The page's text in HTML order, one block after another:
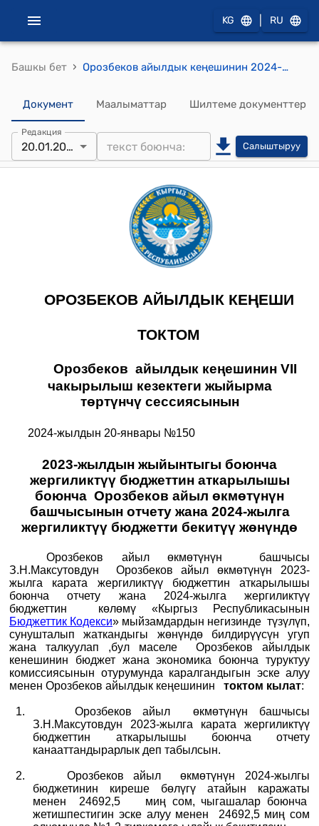
KG RU
Башкы бет › Орозбеков айылдык кеңешинин 2024-жылдын 20-январы №150 "2023-жылдын жыйынтыгы боюнча жергиликтүү бюджеттин аткарылышы боюнча Орозбеков айыл өкмөтүнүн башчысынын отчету жана 2024-жылга жергиликтүү бюджетти бекитүү жөнүндө" токтому
Документ Маалыматтар Шилтеме документтер
Редакция
20.01.2024 Салыштыруу